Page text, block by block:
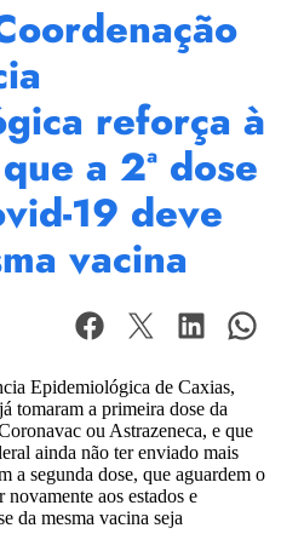
reforça à
a 2ª dose
19 deve
vacina
Epidemiológica de Caxias,
tomaram a primeira dose da
ou Astrazeneca, e que
ainda não ter enviado mais
a segunda dose, que aguardem o
aos estados e
da mesma vacina seja